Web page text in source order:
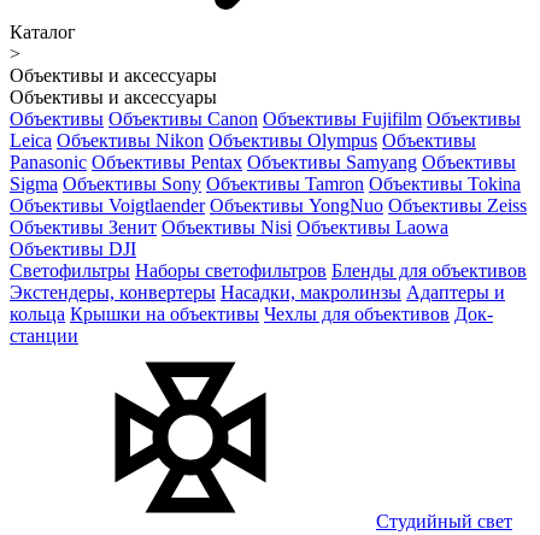
Каталог
>
Объективы и аксессуары
Объективы и аксессуары
Объективы Объективы Canon Объективы Fujifilm Объективы
Leica Объективы Nikon Объективы Olympus Объективы
Panasonic Объективы Pentax Объективы Samyang Объективы
Sigma Объективы Sony Объективы Tamron Объективы Tokina
Объективы Voigtlaender Объективы YongNuo Объективы Zeiss
Объективы Зенит Объективы Nisi Объективы Laowa
Объективы DJI
Светофильтры Наборы светофильтров Бленды для объективов
Экстендеры, конвертеры Насадки, макролинзы Адаптеры и
кольца Крышки на объективы Чехлы для объективов Док-
станции
Студийный свет